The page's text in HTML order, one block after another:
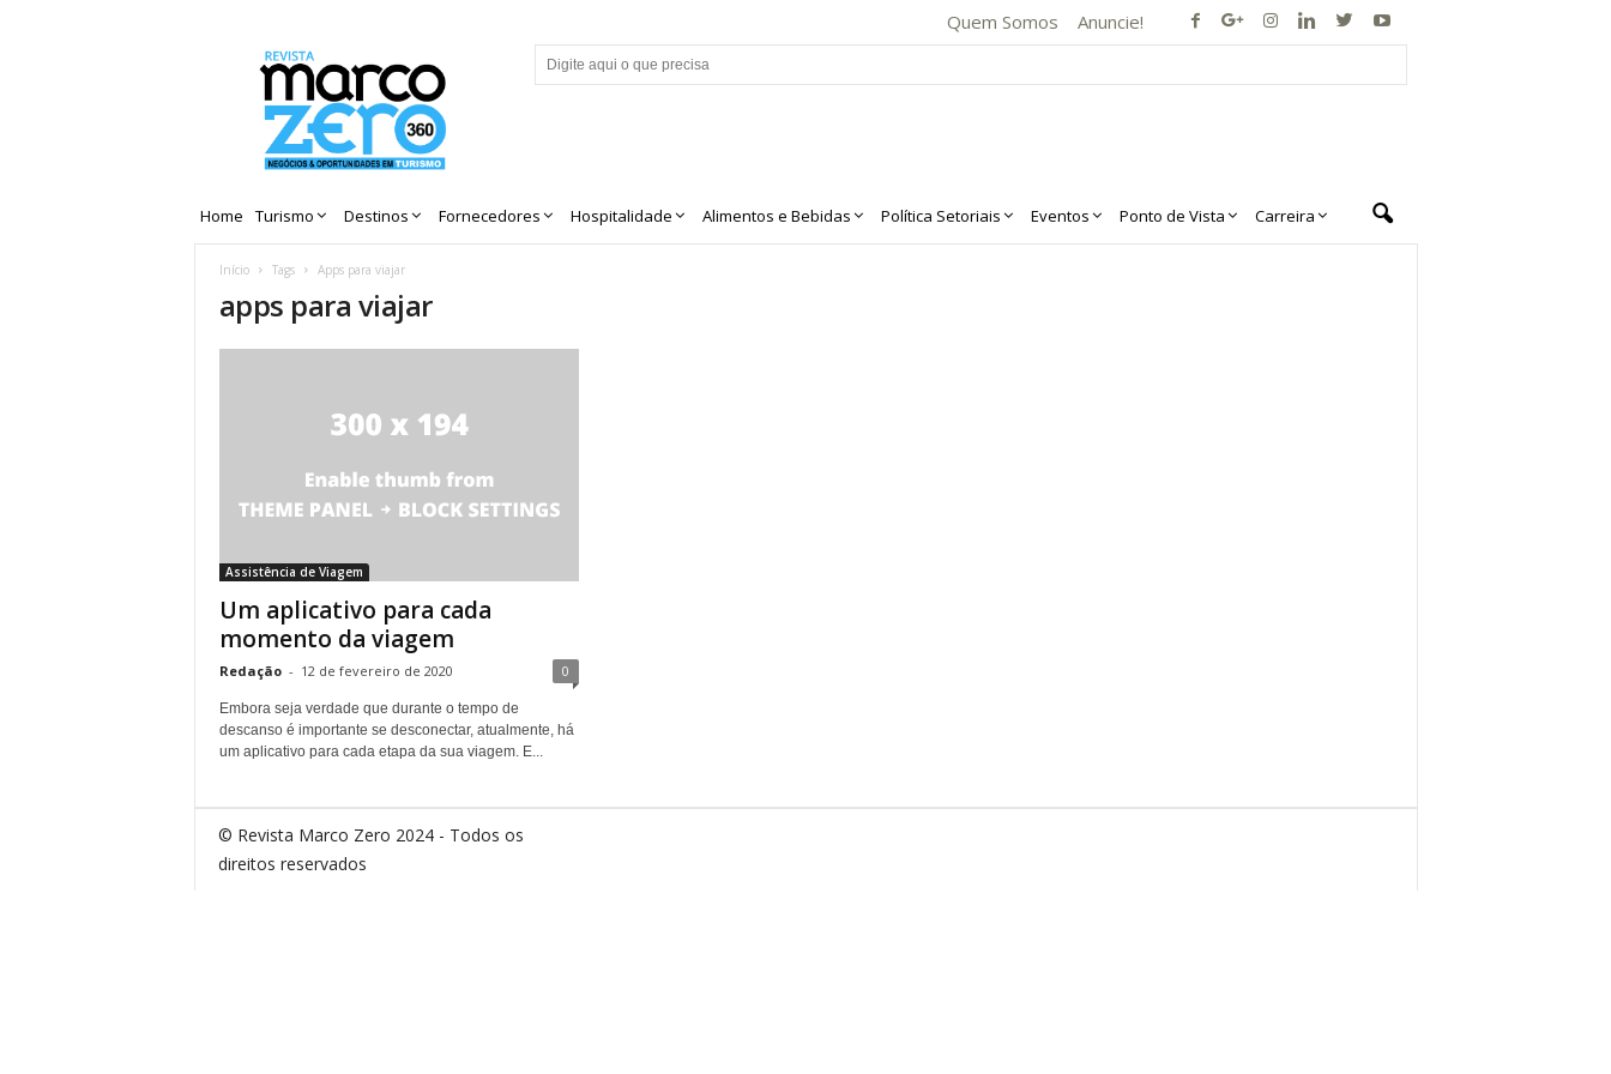
Quem Somos Anuncie!
Home Turismo Destinos Fornecedores Hospitalidade Alimentos e Bebidas Política Setoriais Eventos Ponto de Vista Carreira
Início Tags Apps para viajar
apps para viajar
Assistência de Viagem
Um aplicativo para cada
momento da viagem
Redação - 12 de fevereiro de 2020 0
Embora seja verdade que durante o tempo de
descanso é importante se desconectar, atualmente, há
um aplicativo para cada etapa da sua viagem. E...
© Revista Marco Zero 2024 - Todos os
direitos reservados